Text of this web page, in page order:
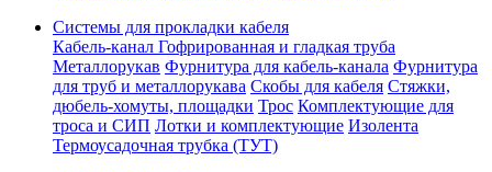
Системы для прокладки кабеля
Кабель-канал Гофрированная и гладкая труба
Металлорукав Фурнитура для кабель-канала Фурнитура
для труб и металлорукава Скобы для кабеля Стяжки,
дюбель-хомуты, площадки Трос Комплектующие для
троса и СИП Лотки и комплектующие Изолента
Термоусадочная трубка (ТУТ)